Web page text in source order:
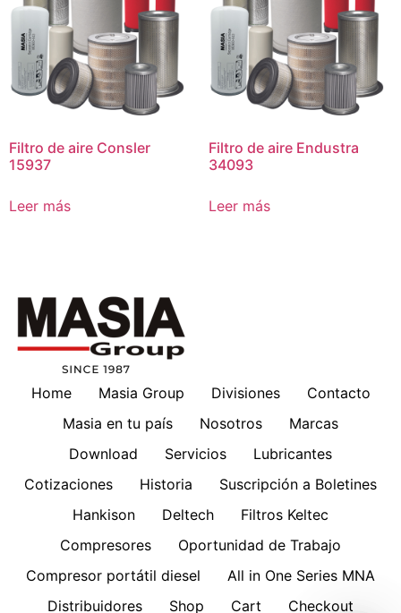
Filtro de aire Consler
15937
Leer más
Filtro de aire Endustra
34093
Leer más
Home Masia Group Divisiones
Contacto
Masia en tu país
Nosotros
Marcas
Download
Servicios
Lubricantes
Cotizaciones
Historia
Suscripción a Boletines
Hankison
Deltech
Filtros Keltec
Compresores
Oportunidad de Trabajo
Compresor portátil diesel
All in One Series MNA
Distribuidores
Shop Cart Checkout